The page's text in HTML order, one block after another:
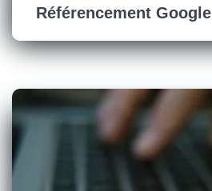
Référencement Google